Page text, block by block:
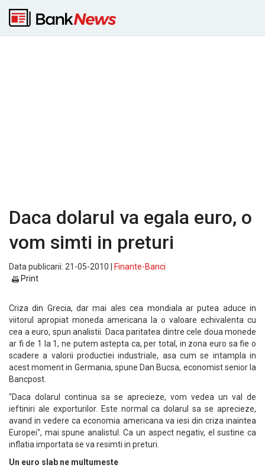
Daca dolarul va egala euro, o
vom simti in preturi
Data publicarii: 21-05-2010 |
Finante-Banci
Print
Criza din Grecia, dar mai ales cea mondiala ar putea aduce in
viitorul apropiat moneda americana la o valoare echivalenta cu
cea a euro, spun analistii. Daca paritatea dintre cele doua monede
ar fi de 1 la 1, ne putem astepta ca, per total, in zona euro sa fie o
scadere a valorii productiei industriale, asa cum se intampla in
acest moment in Germania, spune Dan Bucsa, economist senior la
Bancpost.
"Daca dolarul continua sa se aprecieze, vom vedea un val de
ieftiniri ale exporturilor. Este normal ca dolarul sa se aprecieze,
avand in vedere ca economia americana va iesi din criza inaintea
Europei", mai spune analistul. Ca un aspect negativ, el sustine ca
inflatia importata se va resimti in preturi.
Un euro slab ne multumeste